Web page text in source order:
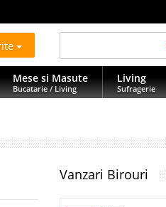
Mese si Masute
Bucatarie / Living
Living
Sufragerie
Vanzari Birouri